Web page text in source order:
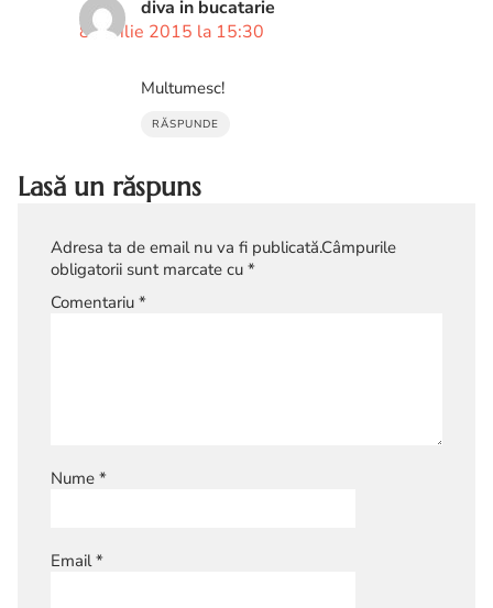
diva in bucatarie
8 aprilie 2015 la 15:30
Multumesc!
RĂSPUNDE
Lasă un răspuns
Adresa ta de email nu va fi publicată.Câmpurile
obligatorii sunt marcate cu *
Comentariu *
Nume *
Email*